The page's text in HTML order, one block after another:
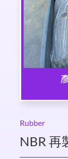
Rubber
NBR 再